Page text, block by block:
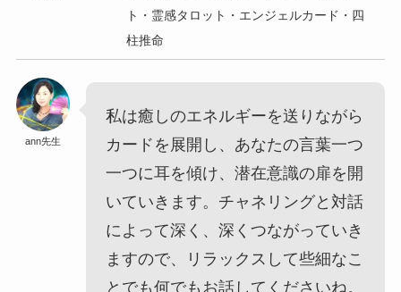
ト・霊感タロット・エンジェルカード・四
柱推命
ann先生
私は癒しのエネルギーを送りながら
カードを展開し、あなたの言葉一つ
一つに耳を傾け、潜在意識の扉を開
いていきます。チャネリングと対話
によって深く、深くつながっていき
ますので、リラックスして些細なこ
とでも何でもお話してくださいね。